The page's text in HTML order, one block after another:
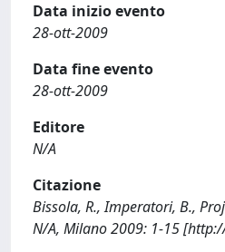
Data inizio evento
28-ott-2009
Data fine evento
28-ott-2009
Editore
N/A
Citazione
Bissola, R., Imperatori, B.,
N/A, Milano 2009: 1-15